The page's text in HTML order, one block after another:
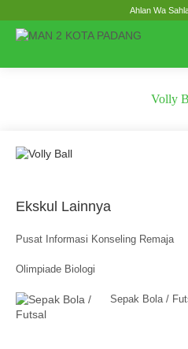
Ahlan Wa
Volly
Ekskul Lainnya
Pusat Informasi Konseling Remaja
Olimpiade Biologi
Sepak Bola /